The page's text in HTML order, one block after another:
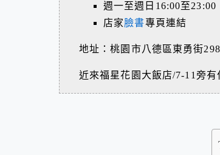
週一至週日16:00至23:00
店家臉書專頁連結
地址：桃園市八德區東勇街
近來福星花園大飯店/7-11旁有